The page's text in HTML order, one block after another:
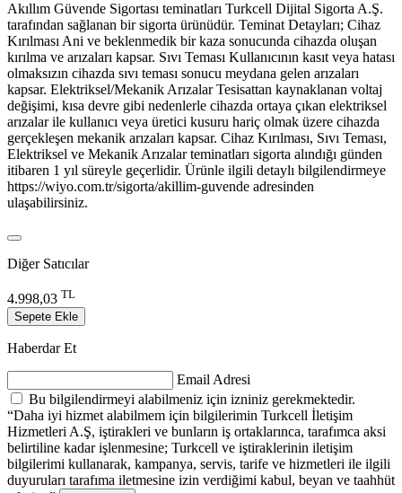
Akıllım Güvende Sigortası teminatları Turkcell Dijital Sigorta A.Ş.
tarafından sağlanan bir sigorta ürünüdür. Teminat Detayları; Cihaz
Kırılması Ani ve beklenmedik bir kaza sonucunda cihazda oluşan
kırılma ve arızaları kapsar. Sıvı Teması Kullanıcının kasıt veya hatası
olmaksızın cihazda sıvı teması sonucu meydana gelen arızaları
kapsar. Elektriksel/Mekanik Arızalar Tesisattan kaynaklanan voltaj
değişimi, kısa devre gibi nedenlerle cihazda ortaya çıkan elektriksel
arızalar ile kullanıcı veya üretici kusuru hariç olmak üzere cihazda
gerçekleşen mekanik arızaları kapsar. Cihaz Kırılması, Sıvı Teması,
Elektriksel ve Mekanik Arızalar teminatları sigorta alındığı günden
itibaren 1 yıl süreyle geçerlidir. Ürünle ilgili detaylı bilgilendirmeye
https://wiyo.com.tr/sigorta/akillim-guvende adresinden
ulaşabilirsiniz.
Diğer Satıcılar
4.998,03 TL
Sepete Ekle
Haberdar Et
Email Adresi
Bu bilgilendirmeyi alabilmeniz için izniniz gerekmektedir.
“Daha iyi hizmet alabilmem için bilgilerimin Turkcell İletişim
Hizmetleri A.Ş, iştirakleri ve bunların iş ortaklarınca, tarafımca aksi
belirtiline kadar işlenmesine; Turkcell ve iştiraklerinin iletişim
bilgilerimi kullanarak, kampanya, servis, tarife ve hizmetleri ile ilgili
duyuruları tarafıma iletmesine izin verdiğimi kabul, beyan ve taahhüt